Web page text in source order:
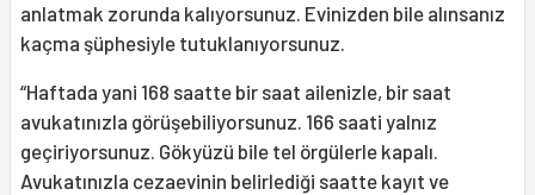
anlatmak zorunda kalıyorsunuz. Evinizden bile alınsanız
kaçma şüphesiyle tutuklanıyorsunuz.
“Haftada yani 168 saatte bir saat ailenizle, bir saat
avukatınızla görüşebiliyorsunuz. 166 saati yalnız
geçiriyorsunuz. Gökyüzü bile tel örgülerle kapalı.
Avukatınızla cezaevinin belirlediği saatte kayıt ve